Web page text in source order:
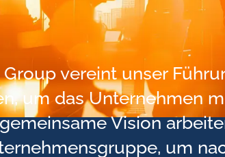
Group vereint unser
um das Unternehmen
Vision
um